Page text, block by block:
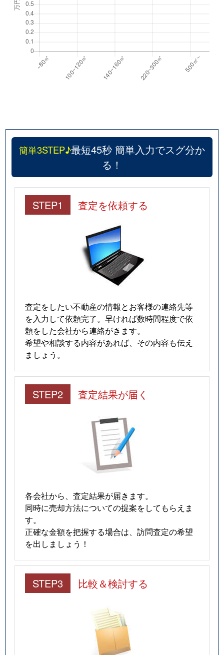
簡単3STEP♪最短45秒 簡単入力でスグ分か
る！
STEP1 査定を依頼する
査定をしたい不動産の情報とお客様の連絡先等
を入力して依頼完了。早ければ数時間程度で依
頼をした会社から連絡がきます。
希望や相談する内容があれば、その内容も伝え
ましょう。
STEP2 査定結果が届く
各会社から、査定結果が届きます。
同時に売却方法についての提案をしてもらえま
す。
正確な金額を把握する場合は、訪問査定の希望
を出しましょう！
STEP3 比較＆検討する